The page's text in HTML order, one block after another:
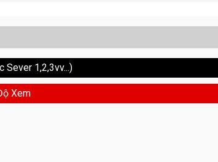
Sever 1,2,3vv...)
Xem